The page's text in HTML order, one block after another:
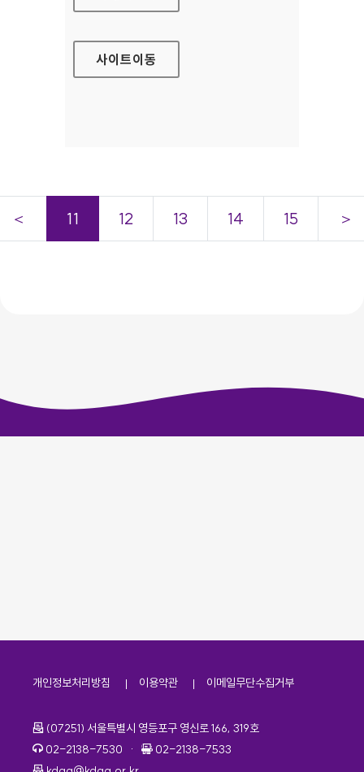
사이트이동
＜ 11 12 13 14 15 ＞
개인정보처리방침 이용약관 이메일무단수집거부
주소
(07251) 서울특별시 영등포구 영신로 166, 319호
전화번호
02-2138-7530 · 팩스번호
02-2138-7533